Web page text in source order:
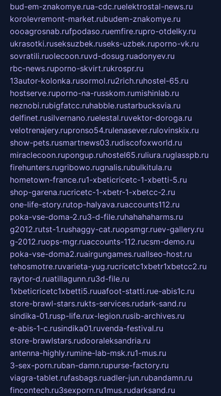
bud-em-znakomye.rua-cdc.ruelektrostal-news.ru
korolevremont-market.rubudem-znakomye.ru
oooagrosnab.rufpodaso.ruemfire.rupro-otdelky.ru
ukrasotki.ruseksuzbek.ruseks-uzbek.ruporno-vk.ru
sovratili.ruolecoon.ruvd-dosug.ruadonyev.ru
rbc-news.ruporno-skvirt.rukrospr.ru
13autor-kolonka.rusormol.ru2rich.ruhostel-65.ru
hostserve.ruporno-na-russkom.rumishinlab.ru
neznobi.rubigfatcc.ruhabble.rustarbucksvia.ru
delfinet.rusilvernano.ruelestal.ruvektor-doroga.ru
velotrenajery.rupronso54.rulenasever.rulovinskix.ru
show-pets.rusmartnews03.rudiscofoxworld.ru
miraclecoon.rupongup.ruhostel65.ruliura.ruglasspb.ru
firehunters.rugribowo.rugnalis.rubulkitula.ru
hometown-france.ru1-xbeticricetc-1-xbetti-5.ru
shop-garena.rucricetc-1-xbetr-1-xbetcc-2.ru
one-life-story.rutop-halyava.ruaccounts112.ru
poka-vse-doma-2.ru3-d-file.ruhahahaharms.ru
g2012.rutst-1.rushaggy-cat.ruopsmgr.ruev-gallery.ru
g-2012.ruops-mgr.ruaccounts-112.rucsm-demo.ru
poka-vse-doma2.ruairgungames.ruallseo-host.ru
tehosmotre.ruvarieta-yug.rucricetc1xbetr1xbetcc2.ru
raytor-d.ruatillagunn.ru3d-file.ru
1xbeticricetc1xbetti5.ruuafoot-statti.rue-abis1c.ru
store-brawl-stars.rukts-services.rudark-sand.ru
sindika-01.rusp-life.rux-legion.rusib-archives.ru
e-abis-1-c.rusindika01.ruvenda-festival.ru
store-brawlstars.rudooraleksandria.ru
antenna-highly.rumine-lab-msk.ru1-mus.ru
3-sex-porn.ruban-damn.rupurse-factory.ru
viagra-tablet.rufasbags.ruadler-jun.rubandamn.ru
fincontech.ru3sexporn.ru1mus.rudarksand.ru